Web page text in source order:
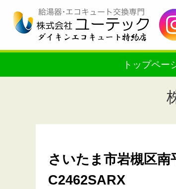
トップペー
さいたま市岩槻区
C2462SARX